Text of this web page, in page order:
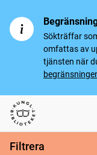
Sökträffar
omfattas av
tjänsten när
Svenska tidningar
Filtrera